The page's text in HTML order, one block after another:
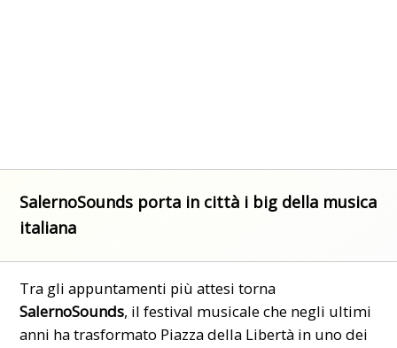
SalernoSounds porta in città i big della musica
italiana
Tra gli appuntamenti più attesi torna
SalernoSounds, il festival musicale che negli ultimi
anni ha trasformato Piazza della Libertà in uno dei